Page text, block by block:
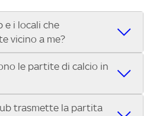
e i locali che
vicino a me?
o locale vicino a te per
la Serie C Sky Wifi, la
la UEFA Europa League, la UEFA
la Formula 1®, la MotoGP™ e
le partite di calcio in
o ristoranti mostrano le partite
trasmette la partita